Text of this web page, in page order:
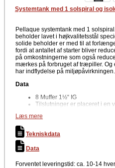
Systemtank med 1 solspiral og
Pellaque systemtank med 1
beholder lavet i højkvalitetsstål
solide beholder er med til at
fordi at antallet af starter bliver
på omkostningerne som også
mærkes på forbruget af træpiller.
har indflydelse på miljøpåvirkningen.
Data
8 Muffer 1½“ IG
Tilslutninger er placeret i en
5 sensorholdere til udvendige
Gulvisolering
100 mm isolering
4 Stk. Isolering til studser
Driftstryk: 3 bar
Maks. driftstemperatur: 95°C
Læs mere
Tekniskdata
Data
Forventet leveringstid: ca. 10-14